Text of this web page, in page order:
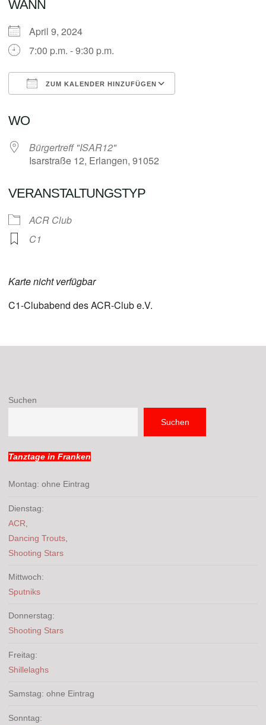
WANN
April 9, 2024
7:00 p.m. - 9:30 p.m.
ZUM KALENDER HINZUFÜGEN
WO
Bürgertreff "ISAR12"
Isarstraße 12, Erlangen, 91052
VERANSTALTUNGSTYP
ACR Club
C1
Karte nicht verfügbar
C1-Clubabend des ACR-Club e.V.
Suchen
Suchen
Tanztage in Franken
Montag: ohne Eintrag
Dienstag:
ACR
Dancing Trouts
Shooting Stars
Mittwoch:
Sputniks
Donnerstag:
Shooting Stars
Freitag:
Shillelaghs
Samstag: ohne Eintrag
Sonntag: